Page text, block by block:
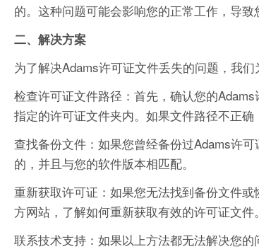
的。这种问题可能会影响您的正常工作，导致
二、解决方案
为了解决Adams许可证文件丢失的问题，我
检查许可证文件路径：首先，确认您的
指定的许可证文件夹内。如果文件路径不正确
查找备份文件：如果您曾经备份过Adams许
的，并且与您的软件版本相匹配。
重新获取许可证：如果您无法找到备份文件
方网站，了解如何重新获取有效的许可证文件。
联系技术支持：如果以上方法都无法解决您